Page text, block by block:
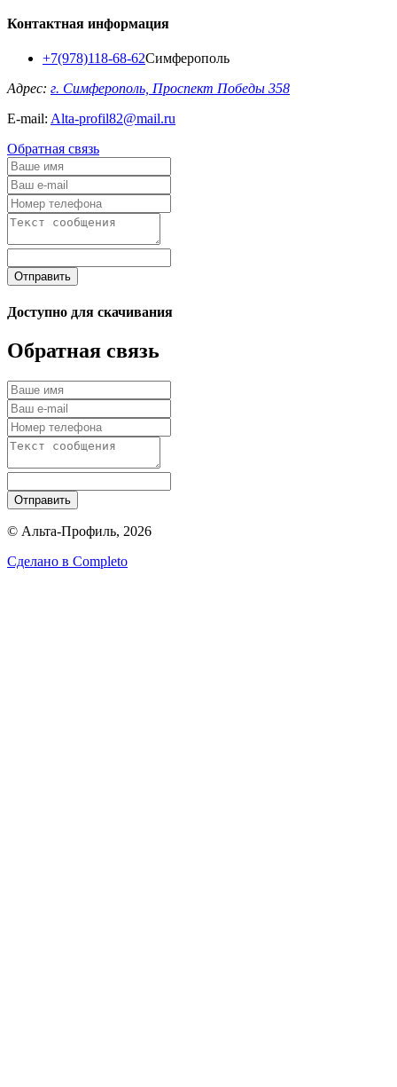
Контактная информация
+7(978)118-68-62Симферополь
Адрес: г. Симферополь, Проспект Победы 358
E-mail: Alta-profil82@mail.ru
Обратная связь
Отправить
Доступно для скачивания
Обратная связь
Отправить
© Альта-Профиль, 2026
Сделано в Completo